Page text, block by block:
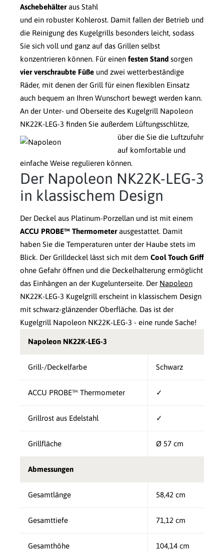
Aschebehälteraus Stahl
und ein robuster Kohlerost. Damit fallen der Betrieb und
die Reinigung des Kugelgrills besonders leicht, sodass
Sie sich voll und ganz auf das Grillen selbst
konzentrieren können. Für einen festen Stand sorgen
vier verschraubte Füße und zwei wetterbeständige
Räder, mit denen der Grill für einen flexiblen Einsatz
auch bequem an Ihren Wunschort bewegt werden kann.
An der Unter- und Oberseite des Kugelgrill Napoleon
NK22K-LEG-3 finden Sie außerdem Lüftungsschlitze,
über die Sie die Luftzufuhr
auf komfortable und
einfache Weise regulieren können.
Der Napoleon NK22K-LEG-3
in klassischem Design
Der Deckel aus Platinum-Porzellan und ist mit einem
ACCU PROBE™ Thermometerausgestattet. Damit
haben Sie die Temperaturen unter der Haube stets im
Blick. Der Grilldeckel lässt sich mit dem Cool Touch Griff
ohne Gefahr öffnen und die Deckelhalterung ermöglicht
das Einhängen an der Kugelunterseite. Der Napoleon
NK22K-LEG-3 Kugelgrill erscheint in klassischem Design
mit schwarz-glänzender Oberfläche. Das ist der
Kugelgrill Napoleon NK22K-LEG-3 - eine runde Sache!
Napoleon NK22K-LEG-3
Grill-/Deckelfarbe Schwarz
ACCU PROBE™ Thermometer ✓
Grillrost aus Edelstahl ✓
Grillfläche Ø 57 cm
Abmessungen
Gesamtlänge 58,42 cm
Gesamttiefe 71,12 cm
Gesamthöhe 104,14 cm